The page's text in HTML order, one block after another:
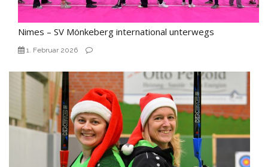
Nimes – SV Mönkeberg international unterwegs
1. Februar 2026